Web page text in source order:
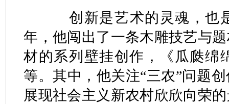
创新是艺术的灵魂，也
年，他闯出了一条木雕技艺与
材的系列壁挂创作，《瓜瓞绵
等。其中，他关注“三农”问题
展现社会主义新农村欣欣向荣